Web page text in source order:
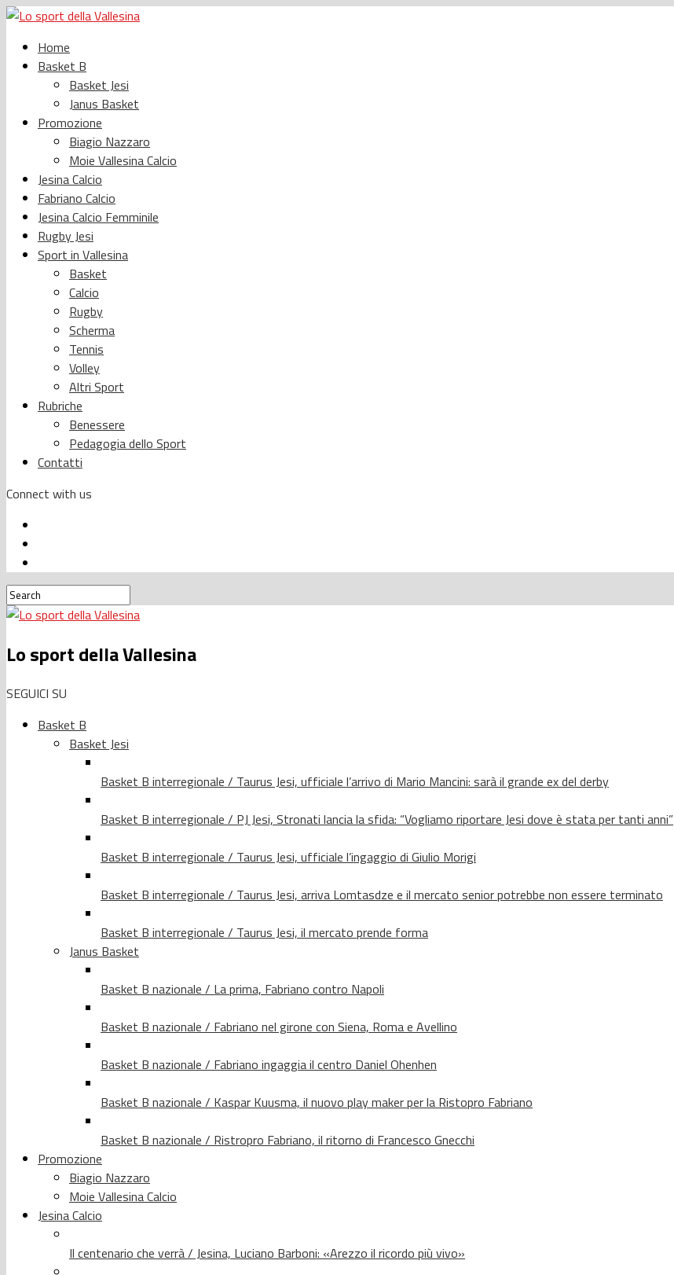
Home
Basket B
Basket Jesi
Janus Basket
Promozione
Biagio Nazzaro
Moie Vallesina Calcio
Jesina Calcio
Fabriano Calcio
Jesina Calcio Femminile
Rugby Jesi
Sport in Vallesina
Basket
Calcio
Rugby
Scherma
Tennis
Volley
Altri Sport
Rubriche
Benessere
Pedagogia dello Sport
Contatti
Connect with us
Lo sport della Vallesina
SEGUICI SU
Basket B
Basket Jesi
Basket B interregionale / Taurus Jesi, ufficiale l’arrivo di Mario Mancini: sarà il grande ex del derby
Basket B interregionale / PJ Jesi, Stronati lancia la sfida: “Vogliamo riportare Jesi dove è stata per tanti anni”
Basket B interregionale / Taurus Jesi, ufficiale l’ingaggio di Giulio Morigi
Basket B interregionale / Taurus Jesi, arriva Lomtasdze e il mercato senior potrebbe non essere terminato
Basket B interregionale / Taurus Jesi, il mercato prende forma
Janus Basket
Basket B nazionale / La prima, Fabriano contro Napoli
Basket B nazionale / Fabriano nel girone con Siena, Roma e Avellino
Basket B nazionale / Fabriano ingaggia il centro Daniel Ohenhen
Basket B nazionale / Kaspar Kuusma, il nuovo play maker per la Ristopro Fabriano
Basket B nazionale / Ristropro Fabriano, il ritorno di Francesco Gnecchi
Promozione
Biagio Nazzaro
Moie Vallesina Calcio
Jesina Calcio
Il centenario che verrà / Jesina, Luciano Barboni: «Arezzo il ricordo più vivo»